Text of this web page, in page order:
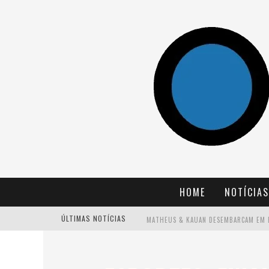
HOME NOTÍCIAS
ÚLTIMAS NOTÍCIAS